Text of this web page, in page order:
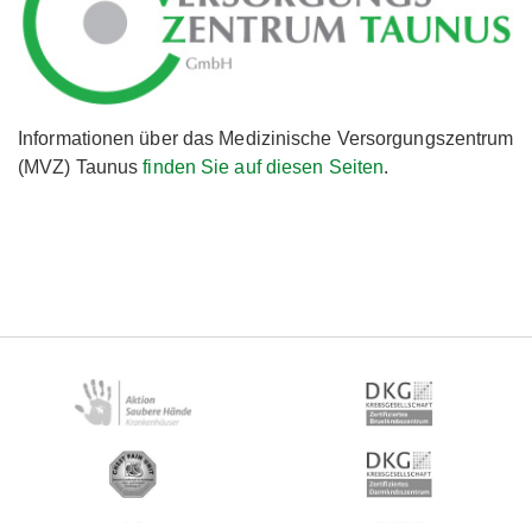
Informationen über das Medizinische Versorgungszentrum
(MVZ) Taunusfinden Sie auf diesen Seiten.